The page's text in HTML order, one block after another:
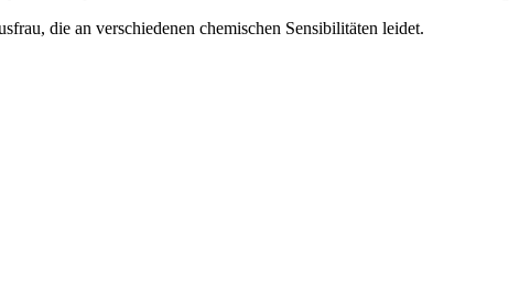
die an verschiedenen chemischen Sensibilitäten leidet.